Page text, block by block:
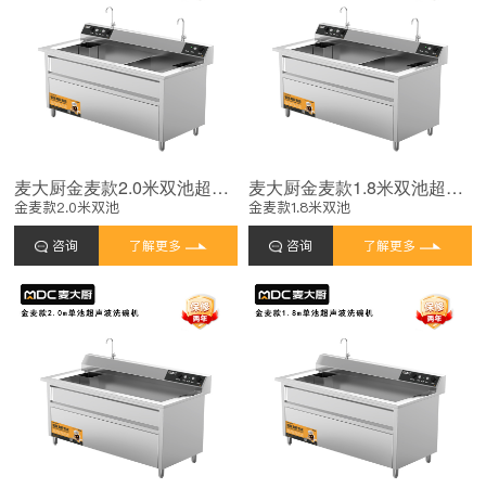
麦大厨金麦款2.0米双池超声波洗碗机9KW
金麦款2.0米双池
咨询 了解更多
麦大厨金麦款1.8米双池超声波洗碗机8.5KW
金麦款1.8米双池
咨询 了解更多